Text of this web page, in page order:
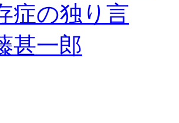
症の独り言
甚一郎